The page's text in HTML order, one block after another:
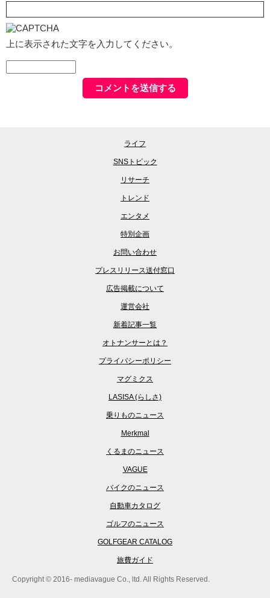
上に表示された文字を入力してください。
ライフ
SNSトピック
リサーチ
トレンド
エンタメ
特別企画
お問い合わせ
プレスリリース送付窓口
広告掲載について
運営会社
新着記事一覧
オトナンサーとは？
プライバシーポリシー
マグミクス
LASISA (らしさ)
乗りものニュース
Merkmal
くるまのニュース
VAGUE
バイクのニュース
自動車カタログ
ゴルフのニュース
GOLFGEAR CATALOG
旅費ガイド
Copyright © 2016- mediavague Co., ltd. All Rights Reserved.